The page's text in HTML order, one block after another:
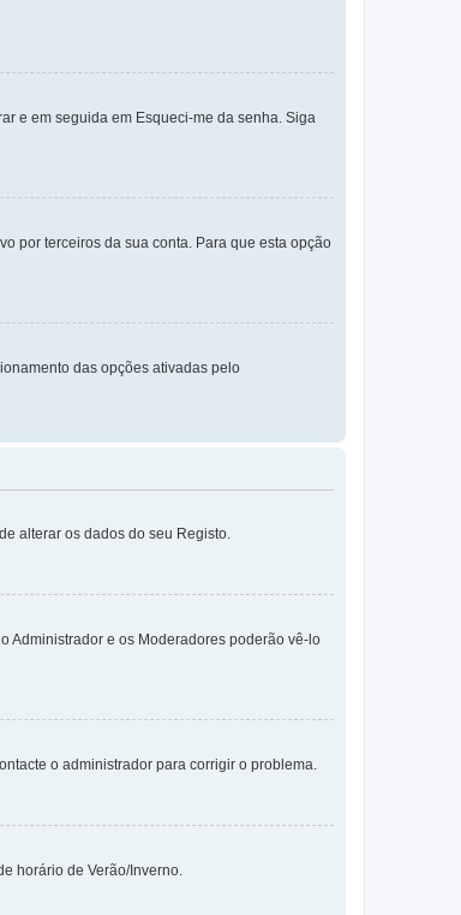
e em seguida em Esqueci-me da senha. Siga
por terceiros da sua conta. Para que esta opção
das opções ativadas pelo
alterar os dados do seu Registo.
Administrador e os Moderadores poderão vê-lo
o administrador para corrigir o problema.
horário de Verão/Inverno.